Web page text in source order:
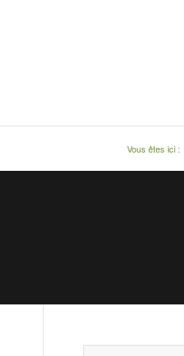
Vous êtes ici :